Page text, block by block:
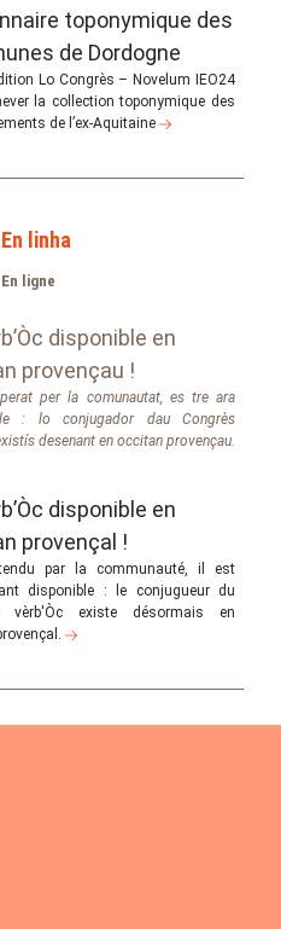
toponymique des
de Dordogne
Lo Congrès – Novelum IEO24
la collection toponymique des
de l’ex-Aquitaine
En linha
En ligne
disponible en
provençau !
per la comunautat, es tre ara
: lo conjugador dau Congrès
desenant en occitan provençau.
disponible en
provençal !
par la communauté, il est
disponible : le conjugueur du
vèrb'Òc existe désormais en